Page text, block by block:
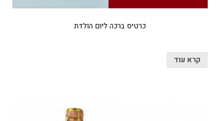
כרטיס ברכה ליום הולדת
קרא עוד